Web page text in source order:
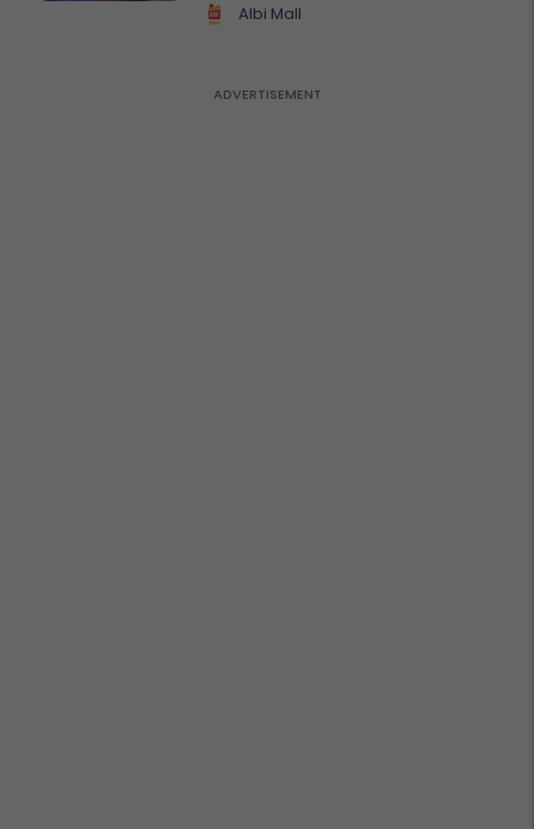
Albi Mall